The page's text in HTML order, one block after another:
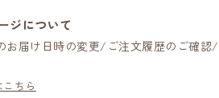
ジについて
お届け日時の変更/ご注文履歴のご確
ちら